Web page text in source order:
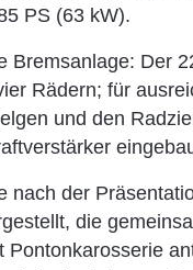
PS (63 kW).
Bremsanlage: Der
Rädern; für
und den
nach der
die
Pontonkarosserie